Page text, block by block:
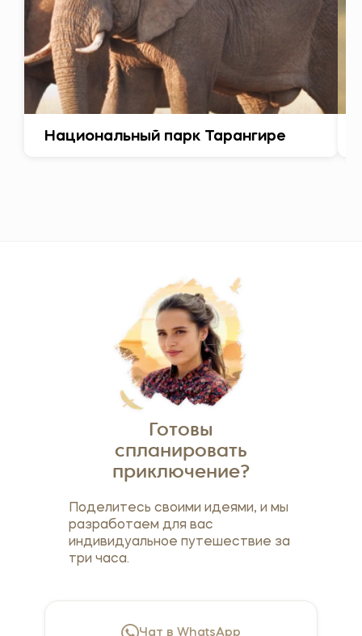
Национальный парк Тарангире
Готовы
спланировать
приключение?
Поделитесь своими идеями, и мы
разработаем для вас
индивидуальное путешествие за
три часа.
Чат в WhatsApp